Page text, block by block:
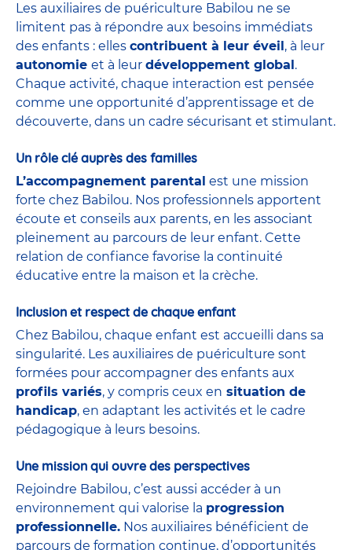
Les auxiliaires de puériculture Babilou ne se
limitent pas à répondre aux besoins immédiats
des enfants : elles contribuent à leur éveil , à leur
autonomie et à leur développement global .
Chaque activité, chaque interaction est pensée
comme une opportunité d’apprentissage et de
découverte, dans un cadre sécurisant et stimulant.
Un rôle clé auprès des familles
L’accompagnement parental est une mission
forte chez Babilou. Nos professionnels apportent
écoute et conseils aux parents, en les associant
pleinement au parcours de leur enfant. Cette
relation de confiance favorise la continuité
éducative entre la maison et la crèche.
Inclusion et respect de chaque enfant
Chez Babilou, chaque enfant est accueilli dans sa
singularité. Les auxiliaires de puériculture sont
formées pour accompagner des enfants aux
profils variés, y compris ceux en situation de
handicap, en adaptant les activités et le cadre
pédagogique à leurs besoins.
Une mission qui ouvre des perspectives
Rejoindre Babilou, c’est aussi accéder à un
environnement qui valorise la progression
professionnelle. Nos auxiliaires bénéficient de
parcours de formation continue, d’opportunités